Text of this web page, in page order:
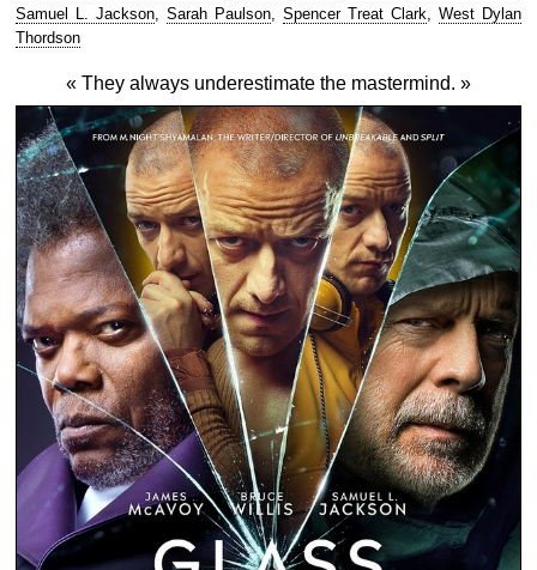
Samuel L. Jackson, Sarah Paulson, Spencer Treat Clark, West Dylan
Thordson
« They always underestimate the mastermind. »